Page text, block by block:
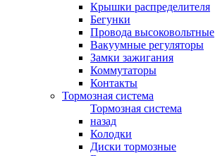
Крышки распределителя
Бегунки
Провода высоковольтные
Вакуумные регуляторы
Замки зажигания
Коммутаторы
Контакты
Тормозная система
Тормозная система
назад
Колодки
Диски тормозные